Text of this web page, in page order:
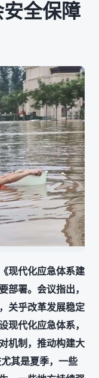
全保障
现代化应急体系建
部署。会议指出，
关乎改革发展稳定
现代化应急体系，
机制，推动构建大
其是夏季，一些